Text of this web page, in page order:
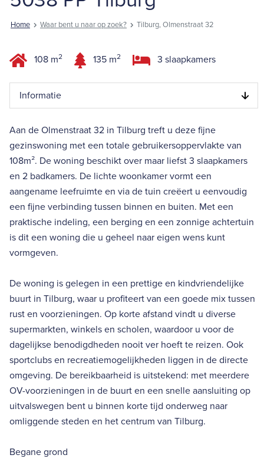
Home Waar bent u naar op zoek? Tilburg, Olmenstraat 32
108 m2 135 m2 3 slaapkamers
Informatie
Aan de Olmenstraat 32 in Tilburg treft u deze fijne
gezinswoning met een totale gebruikersoppervlakte van
108m². De woning beschikt over maar liefst 3 slaapkamers
en 2 badkamers. De lichte woonkamer vormt een
aangename leefruimte en via de tuin creëert u eenvoudig
een fijne verbinding tussen binnen en buiten. Met een
praktische indeling, een berging en een zonnige achtertuin
is dit een woning die u geheel naar eigen wens kunt
vormgeven.
De woning is gelegen in een prettige en kindvriendelijke
buurt in Tilburg, waar u profiteert van een goede mix tussen
rust en voorzieningen. Op korte afstand vindt u diverse
supermarkten, winkels en scholen, waardoor u voor de
dagelijkse benodigdheden nooit ver hoeft te reizen. Ook
sportclubs en recreatiemogelijkheden liggen in de directe
omgeving. De bereikbaarheid is uitstekend: met meerdere
OV-voorzieningen in de buurt en een snelle aansluiting op
uitvalswegen bent u binnen korte tijd onderweg naar
omliggende steden en het centrum van Tilburg.
Begane grond